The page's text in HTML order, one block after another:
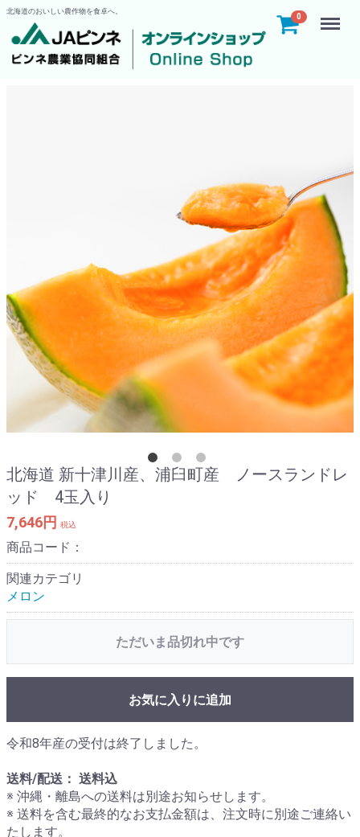
北海道のおいしい農作物を食卓へ。
0 Menu
北海道 新十津川産、浦臼町産 ノースランドレ
ッド 4玉入り
7,646円 税込
商品コード：
関連カテゴリ
メロン
ただいま品切れ中です
お気に入りに追加
令和8年産の受付は終了しました。
送料/配送： 送料込
※ 沖縄・離島への送料は別途お知らせします。
※ 送料を含む最終的なお支払金額は、注文時に別途ご連絡い
たします。